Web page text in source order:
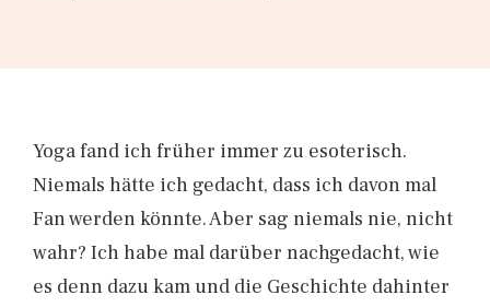
Yoga fand ich früher immer zu esoterisch.
Niemals hätte ich gedacht, dass ich davon mal
Fan werden könnte. Aber sag niemals nie, nicht
wahr? Ich habe mal darüber nachgedacht, wie
es denn dazu kam und die Geschichte dahinter